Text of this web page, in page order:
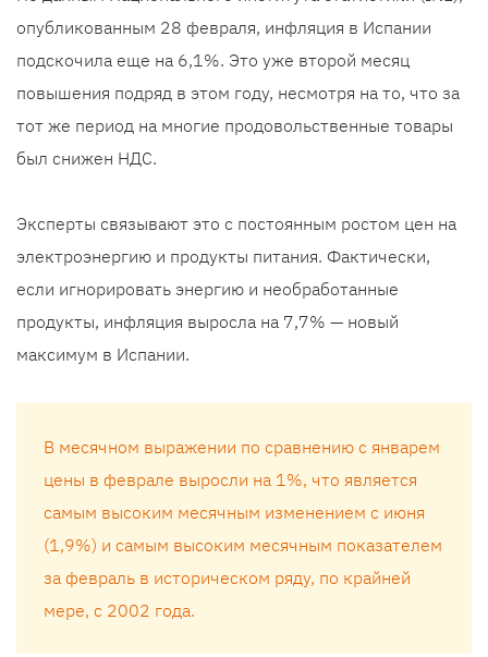
опубликованным 28 февраля, инфляция в Испании
подскочила еще на 6,1%. Это уже второй месяц
повышения подряд в этом году, несмотря на то, что за
тот же период на многие продовольственные товары
был снижен НДС.
Эксперты связывают это с постоянным ростом цен на
электроэнергию и продукты питания. Фактически,
если игнорировать энергию и необработанные
продукты, инфляция выросла на 7,7% — новый
максимум в Испании.
В месячном выражении по сравнению с январем
цены в феврале выросли на 1%, что является
самым высоким месячным изменением с июня
(1,9%) и самым высоким месячным показателем
за февраль в историческом ряду, по крайней
мере, с 2002 года.